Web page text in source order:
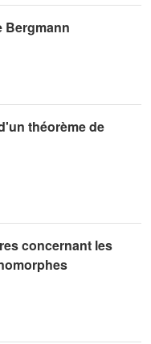
Bergmann
théorème de
concernant les